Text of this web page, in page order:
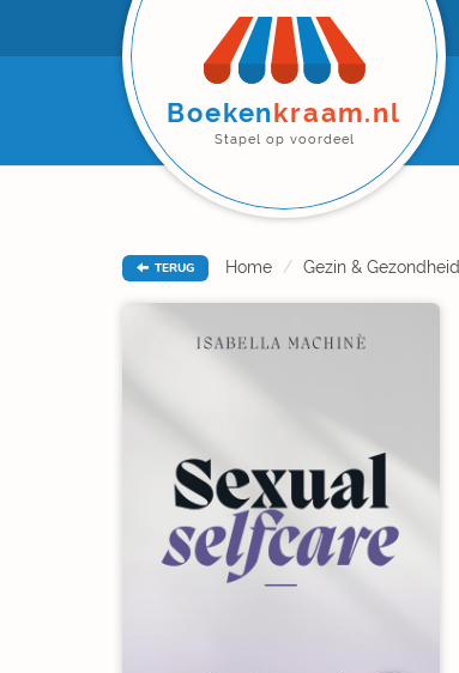
Boekenkraam.nl
Stapel op voordeel
TERUG Home Gezin & Gezondheid